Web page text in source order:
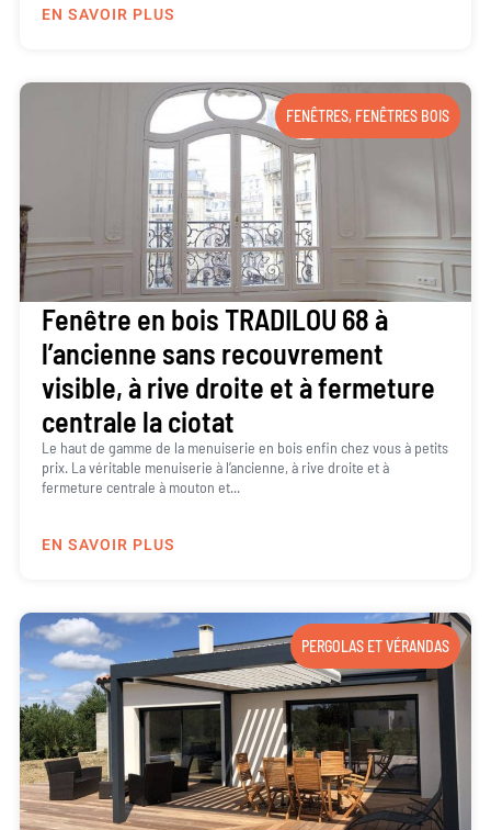
EN SAVOIR PLUS
FENÊTRES, FENÊTRES BOIS
Fenêtre en bois TRADILOU 68 à
l’ancienne sans recouvrement
visible, à rive droite et à fermeture
centrale la ciotat
Le haut de gamme de la menuiserie en bois enfin chez vous à petits
prix. La véritable menuiserie à l’ancienne, à rive droite et à
fermeture centrale à mouton et...
EN SAVOIR PLUS
PERGOLAS ET VÉRANDAS